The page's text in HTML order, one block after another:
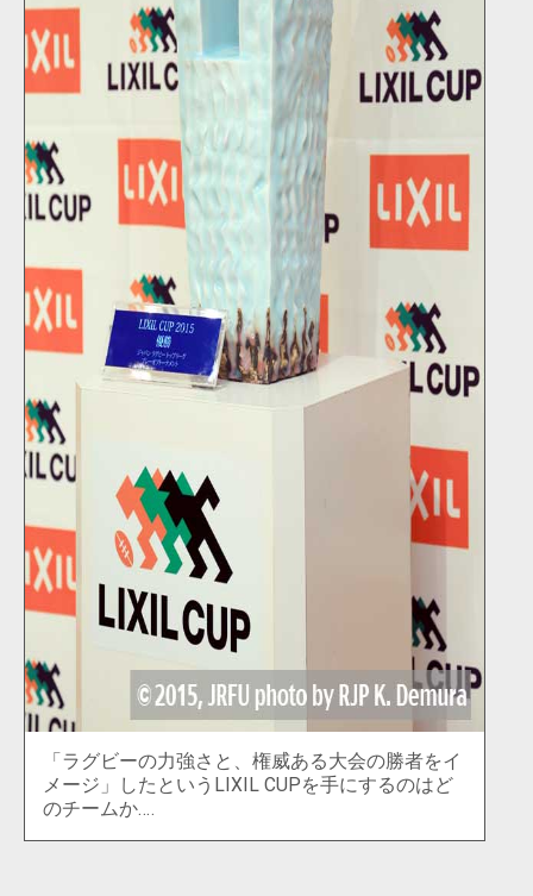
「ラグビーの力強さと、権威ある大会の勝者をイ
メージ」したというLIXIL CUPを手にするのはど
のチームか‥‥